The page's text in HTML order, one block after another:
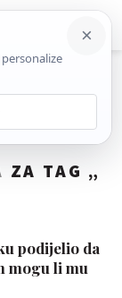
ZA TAG „
podijelio da
mogu li mu